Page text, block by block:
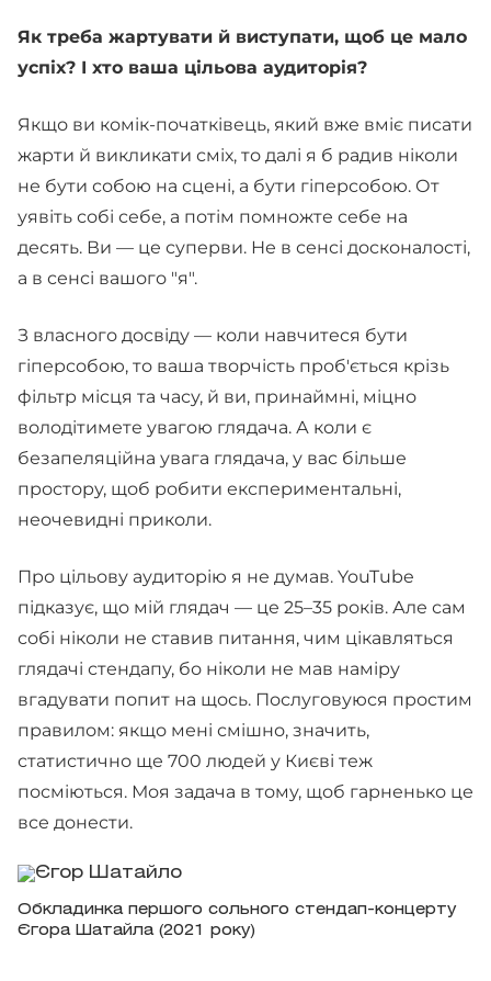
Як треба жартувати й виступати, щоб це мало
успіх? І хто ваша цільова аудиторія?
Якщо ви комік-початківець, який вже вміє писати
жарти й викликати сміх, то далі я б радив ніколи
не бути собою на сцені, а бути гіперсобою. От
уявіть собі себе, а потім помножте себе на
десять. Ви — це суперви. Не в сенсі досконалості,
а в сенсі вашого "я".
З власного досвіду — коли навчитеся бути
гіперсобою, то ваша творчість проб'ється крізь
фільтр місця та часу, й ви, принаймні, міцно
володітимете увагою глядача. А коли є
безапеляційна увага глядача, у вас більше
простору, щоб робити експериментальні,
неочевидні приколи.
Про цільову аудиторію я не думав. YouTube
підказує, що мій глядач — це 25–35 років. Але сам
собі ніколи не ставив питання, чим цікавляться
глядачі стендапу, бо ніколи не мав наміру
вгадувати попит на щось. Послуговуюся простим
правилом: якщо мені смішно, значить,
статистично ще 700 людей у Києві теж
посміються. Моя задача в тому, щоб гарненько це
все донести.
Обкладинка першого сольного стендап-концерту
Єгора Шатайла (2021 року)